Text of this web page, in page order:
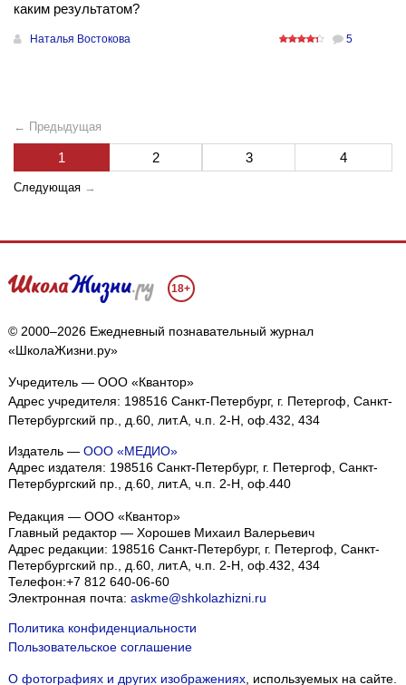
каким результатом?
Наталья Востокова 5
← Предыдущая
1 2 3 4
Следующая →
18+
© 2000–2026 Ежедневный познавательный журнал
«ШколаЖизни.ру»
Учредитель — ООО «Квантор»
Адрес учредителя: 198516 Санкт-Петербург, г. Петергоф, Санкт-
Петербургский пр., д.60, лит.А, ч.п. 2-Н, оф.432, 434
Издатель — ООО «МЕДИО»
Адрес издателя: 198516 Санкт-Петербург, г. Петергоф, Санкт-
Петербургский пр., д.60, лит.А, ч.п. 2-Н, оф.440
Редакция — ООО «Квантор»
Главный редактор — Хорошев Михаил Валерьевич
Адрес редакции: 198516 Санкт-Петербург, г. Петергоф, Санкт-
Петербургский пр., д.60, лит.А, ч.п. 2-Н, оф.432, 434
Телефон:+7 812 640-06-60
Электронная почта: askme@shkolazhizni.ru
Политика конфиденциальности
Пользовательское соглашение
О фотографиях и других изображениях, используемых на сайте.